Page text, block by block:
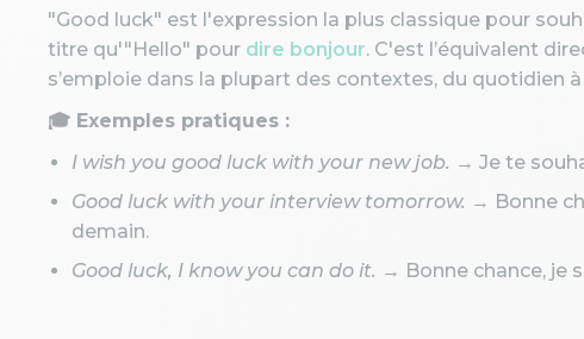
"Good luck" est l'expression la plus classique pour
titre qu'"Hello" pour dire bonjour. C'est l’équivalent
s’emploie dans la plupart des contextes, du quotidien
🎓 Exemples pratiques :
I wish you good luck with your new job. → Je te
Good luck with your interview tomorrow. → Bonne
demain.
Good luck, I know you can do it. → Bonne chance, je